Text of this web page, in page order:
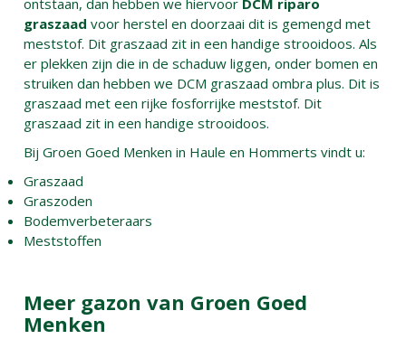
ontstaan, dan hebben we hiervoor DCM riparo
graszaadvoor herstel en doorzaai dit is gemengd met
meststof. Dit graszaad zit in een handige strooidoos. Als
er plekken zijn die in de schaduw liggen, onder bomen en
struiken dan hebben we DCM graszaad ombra plus. Dit is
graszaad met een rijke fosforrijke meststof. Dit
graszaad zit in een handige strooidoos.
Bij Groen Goed Menken in Haule en Hommerts vindt u:
Graszaad
Graszoden
Bodemverbeteraars
Meststoffen
Meer gazon van Groen Goed
Menken